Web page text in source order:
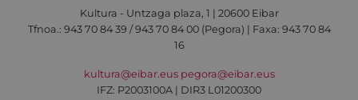
Kultura - Untzaga plaza, 1 | 20600 Eibar
Tfnoa.: 943 70 84 39 / 943 70 84 00 (Pegora) | Faxa: 943 70 84
16
kultura@eibar.eus pegora@eibar.eus
IFZ: P2003100A | DIR3 L01200300